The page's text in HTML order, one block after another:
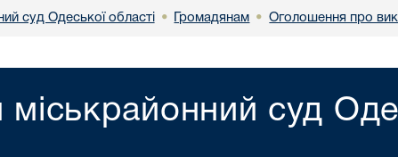
суд Одеської області • Громадянам • Оголошення про
міськрайонний суд